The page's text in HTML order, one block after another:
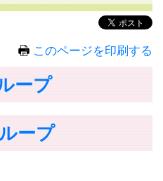
このページを印刷する
ープ
ープ